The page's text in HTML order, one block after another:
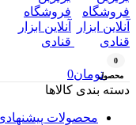
0
محصولتومان0
دسته بندی کالاها
محصولات